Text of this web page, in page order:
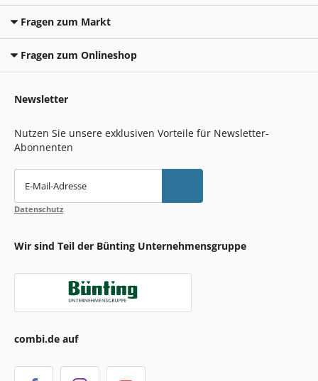
Fragen zum Markt
Fragen zum Onlineshop
Newsletter
Nutzen Sie unsere exklusiven Vorteile für Newsletter-
Abonnenten
E-Mail-Adresse
Datenschutz
Wir sind Teil der Bünting Unternehmensgruppe
combi.de auf